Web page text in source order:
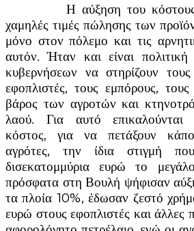
Η αύξηση του κόστους
χαμηλές τιμές πώλησης των
μόνο στον πόλεμο και τις
αυτόν. Ήταν και είναι
κυβερνήσεων να στηρίζουν
εφοπλιστές, τους εμπόρους,
βάρος των αγροτών και
λαού. Για αυτό επικαλούνται
κόστος, για να πετάξουν
αγρότες, την ίδια στιγμή
δισεκατομμύρια ευρώ το
πρόσφατα στη Βουλή ψήφισαν
τα πλοία 10%, έδωσαν ζεστό
ευρώ στους εφοπλιστές και άλλες